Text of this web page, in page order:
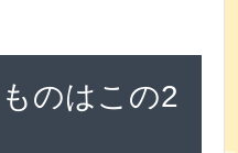
のはこの2